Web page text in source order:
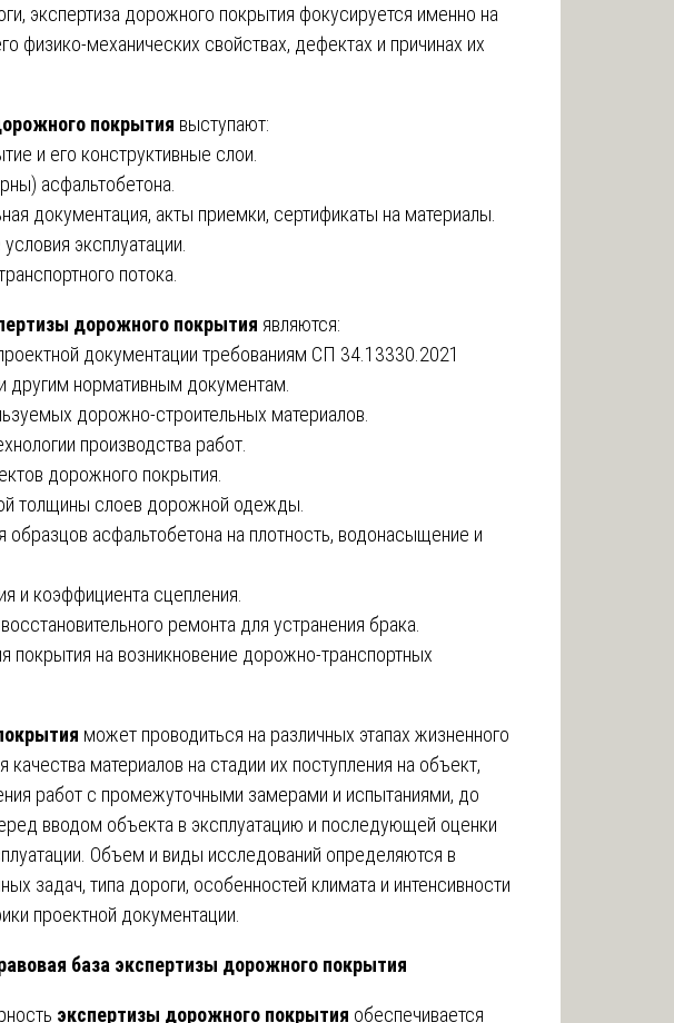
экспертиза дорожного покрытия фокусируется именно на
физико-механических свойствах, дефектах и причинах их
покрытия выступают:
и его конструктивные слои.
асфальтобетона.
документация, акты приемки, сертификаты на материалы.
эксплуатации.
потока.
дорожного покрытия являются:
документации требованиям СП 34.13330.2021
другим нормативным документам.
дорожно-строительных материалов.
производства работ.
дорожного покрытия.
толщины слоев дорожной одежды.
образцов асфальтобетона на плотность, водонасыщение и
и коэффициента сцепления.
ремонта для устранения брака.
покрытия на возникновение дорожно-транспортных
может проводиться на различных этапах жизненного
качества материалов на стадии их поступления на объект,
работ с промежуточными замерами и испытаниями, до
вводом объекта в эксплуатацию и последующей оценки
Объем и виды исследований определяются в
задач, типа дороги, особенностей климата и интенсивности
проектной документации.
база экспертизы дорожного покрытия
экспертизы дорожного покрытия обеспечивается